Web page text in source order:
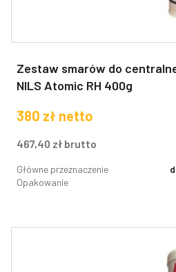
Zestaw smarów do
NILS Atomic RH 400g
380 zł netto
467,40 zł brutto
Główne przeznaczenie
Opakowanie